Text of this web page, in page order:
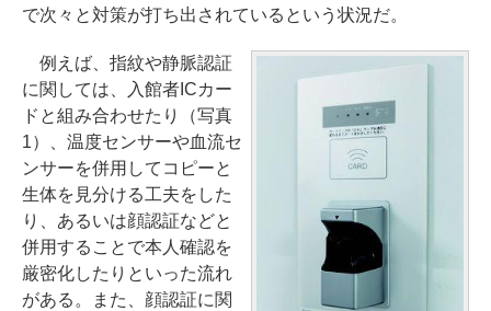
で次々と対策が打ち出されているという状況だ。
例えば、指紋や静脈認証
に関しては、入館者ICカー
ドと組み合わせたり（写真
1）、温度センサーや血流セ
ンサーを併用してコピーと
生体を見分ける工夫をした
り、あるいは顔認証などと
併用することで本人確認を
厳密化したりといった流れ
がある。また、顔認証に関